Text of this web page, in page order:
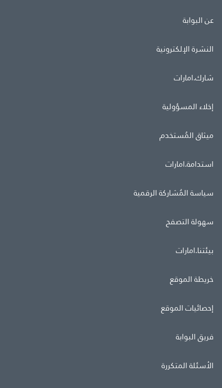
عن البوابة
النشرة الإلكترونية
شارك.امارات
إخلاء المسؤولية
ميثاق المُستخدم
استدامة.امارات
سياسة المُشاركة الرقمية
سهولة التصفح
بيئتنا.امارات
خريطة الموقع
إحصائيات الموقع
فريق البوابة
الأسئلة المتكررة